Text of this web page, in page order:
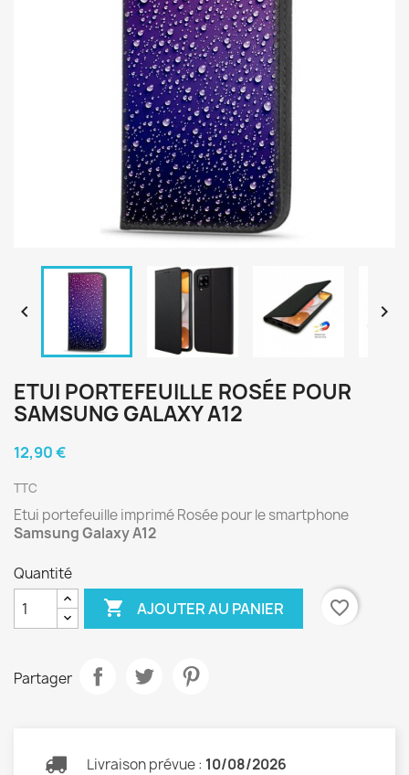
 
ETUI PORTEFEUILLE ROSÉE POUR
SAMSUNG GALAXY A12
12,90 €
TTC
Etui portefeuille imprimé Rosée pour le smartphone
Samsung Galaxy A12
Quantité
 AJOUTER AU PANIER favorite_border
Partager
Livraison prévue : 10/08/2026